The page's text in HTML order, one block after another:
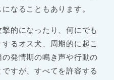
なることもあります。
的になったり、何にでも
るオス犬、周期的に起こ
発情期の鳴き声や行動の
すが、すべてを許容する